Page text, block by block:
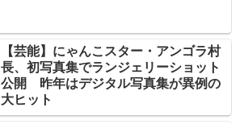
【芸能】にゃんこスター・アンゴラ村
長、初写真集でランジェリーショット
公開 昨年はデジタル写真集が異例の
大ヒット